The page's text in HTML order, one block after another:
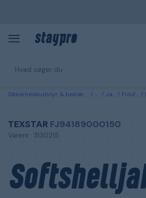
Sikkerhedsudstyr & beklædning Tøj Jakker Friluftsjakker
TEXSTAR FJ94189000150
Varenr.: 3130215